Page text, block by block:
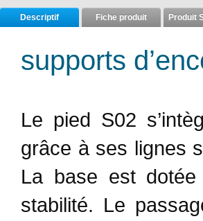
Descriptif Fiche produit Produit
supports
Le pied S02
grâce à ses lignes
La base est dotée
stabilité. Le